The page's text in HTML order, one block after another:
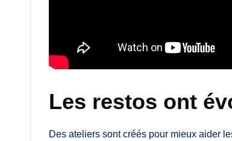
Les restos ont
Des ateliers sont créés pour mieux aider